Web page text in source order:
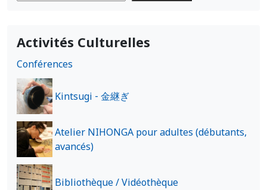
Activités Culturelles
Conférences
Kintsugi ‐ 金継ぎ
Atelier NIHONGA pour adultes (débutants,
avancés)
Bibliothèque / Vidéothèque